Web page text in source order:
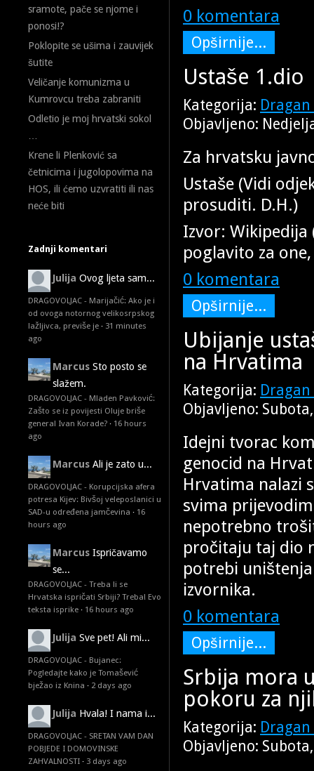
sramote, pače se njome i
ponosi!?
Poklopite se ušima i zauvijek
šutite
Veličanje komunizma u
Kumrovcu treba zabraniti
Odletio je moj hrvatski sokol
Krene li Plenković sa
četnicima i jugolopovima na
HOS, ili ćemo uzvratiti ili nas
neće biti
Zadnji komentari
Julija Ovog ljeta sam...
DRAGOVOLJAC - Marijačić: Ako je i
od ovoga notornog velikosrpskog
lažljivca, previše je · 31 minutes
ago
Marcus Sto posto se
slažem.
DRAGOVOLJAC - Mladen Pavković:
Zašto se iz povijesti Oluje briše
general Ivan Korade? · 16 hours
ago
Marcus Ali je zato u...
DRAGOVOLJAC - Korupcijska afera
potresa Kijev: Bivšoj veleposlanici u
SAD-u određena jamčevina · 16
hours ago
Marcus Ispričavamo
se...
DRAGOVOLJAC - Treba li se
Hrvatska ispričati Srbiji? Treba! Evo
teksta isprike · 16 hours ago
Julija Sve pet! Ali mi...
DRAGOVOLJAC - Bujanec:
Pogledajte kako je Tomašević
bježao iz Knina · 2 days ago
Julija Hvala! I nama i...
DRAGOVOLJAC - SRETAN VAM DAN
POBJEDE I DOMOVINSKE
ZAHVALNOSTI · 3 days ago
0 komentara
Opširnije...
Ustaše 1.dio
Kategorija:
Objavljeno:
Za hrvatsku
Ustaše (Vidi
prosuditi. D.H.)
Izvor: Wikipedija
poglavito za
0 komentara
Opširnije...
Ubijanje
na Hrvatima
Kategorija:
Objavljeno:
Idejni tvorac
genocid na
Hrvatima nalazi
svima
nepotrebno
pročitaju taj dio
potrebi
izvornika.
0 komentara
Opširnije...
Srbija mora
pokoru za
Kategorija:
Objavljeno: